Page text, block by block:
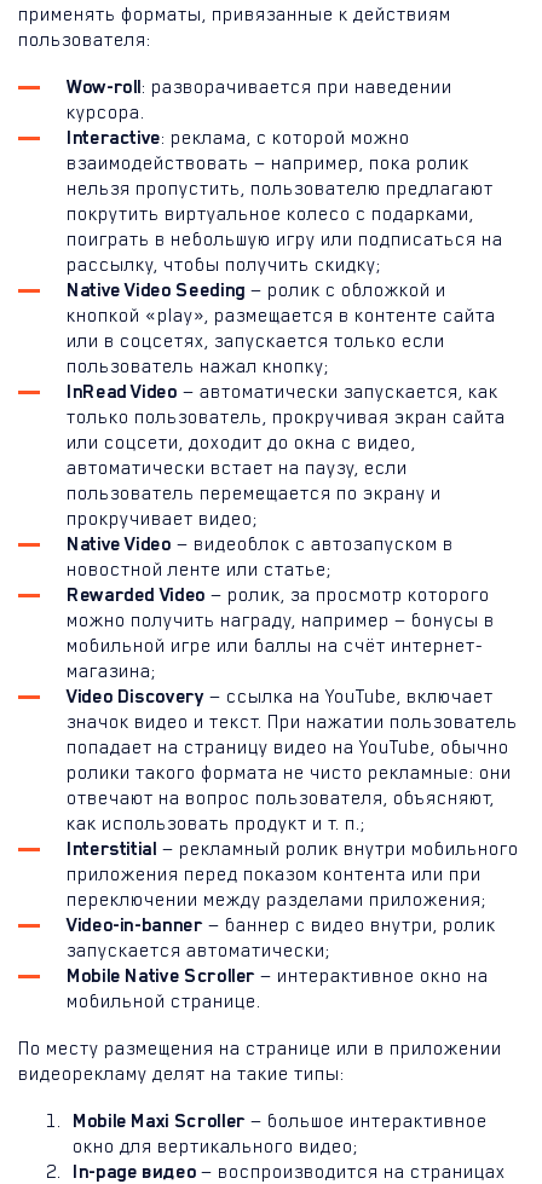
применять форматы, привязанные к действиям
пользователя:
Wow-roll: разворачивается при наведении
курсора.
Interactive: реклама, с которой можно
взаимодействовать — например, пока ролик
нельзя пропустить, пользователю предлагают
покрутить виртуальное колесо с подарками,
поиграть в небольшую игру или подписаться на
рассылку, чтобы получить скидку;
Native Video Seeding — ролик с обложкой и
кнопкой «play», размещается в контенте сайта
или в соцсетях, запускается только если
пользователь нажал кнопку;
InRead Video — автоматически запускается, как
только пользователь, прокручивая экран сайта
или соцсети, доходит до окна с видео,
автоматически встает на паузу, если
пользователь перемещается по экрану и
прокручивает видео;
Native Video — видеоблок с автозапуском в
новостной ленте или статье;
Rewarded Video — ролик, за просмотр которого
можно получить награду, например — бонусы в
мобильной игре или баллы на счёт интернет-
магазина;
Video Discovery— ссылка на YouTube, включает
значок видео и текст. При нажатии пользователь
попадает на страницу видео на YouTube, обычно
ролики такого формата не чисто рекламные: они
отвечают на вопрос пользователя, объясняют,
как использовать продукт и т. п.;
Interstitial — рекламный ролик внутри мобильного
приложения перед показом контента или при
переключении между разделами приложения;
Video-in-banner— баннер с видео внутри, ролик
запускается автоматически;
Mobile Native Scroller — интерактивное окно на
мобильной странице.
По месту размещения на странице или в приложении
видеорекламу делят на такие типы:
Mobile Maxi Scroller— большое интерактивное
окно для вертикального видео;
In-page видео — воспроизводится на страницах